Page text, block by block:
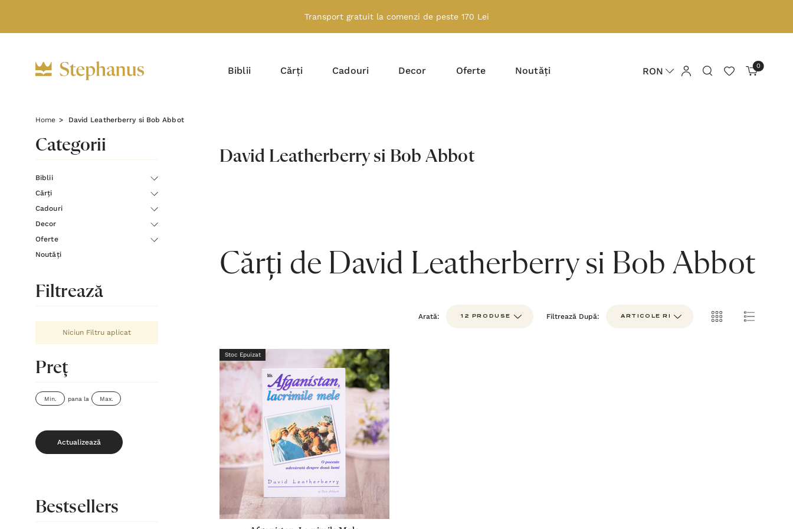
Transport gratuit la comenzi de peste 170 Lei
Biblii Cărți Cadouri Decor Oferte Noutăți RON 0
Home David Leatherberry si Bob Abbot
Categorii
Biblii
Cărți
Cadouri
Decor
Oferte
Noutăți
Filtrează
Niciun Filtru aplicat
Preţ
pana la
Actualizează
Bestsellers
David Leatherberry si Bob Abbot
Cărți de David Leatherberry si Bob Abbot
Arată: Filtrează După:
Stoc Epuizat